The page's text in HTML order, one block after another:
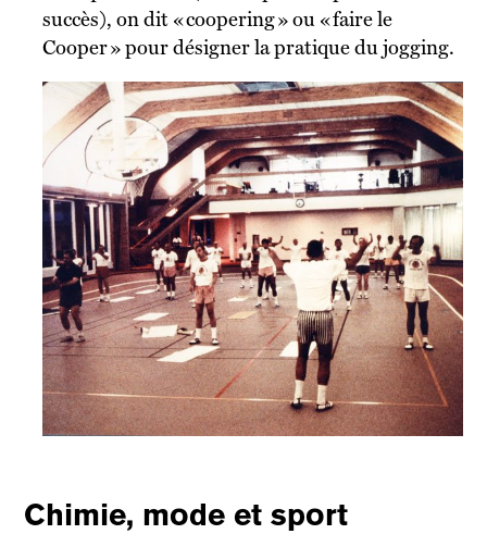
succès), on dit « coopering » ou « faire le
Cooper » pour désigner la pratique du jogging.
Chimie, mode et sport